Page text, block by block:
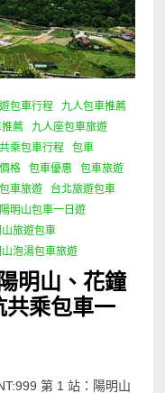
包車行程
九人包車推薦
薦
九人座包車旅遊
共乘包車行程
包車
格 包車優惠
包車旅遊
車旅遊
台北旅遊包車
陽明山包車一日遊
山旅遊包車
山泡湯包車旅遊
明山、花鐘
乘包車一
第 1 站：陽明山